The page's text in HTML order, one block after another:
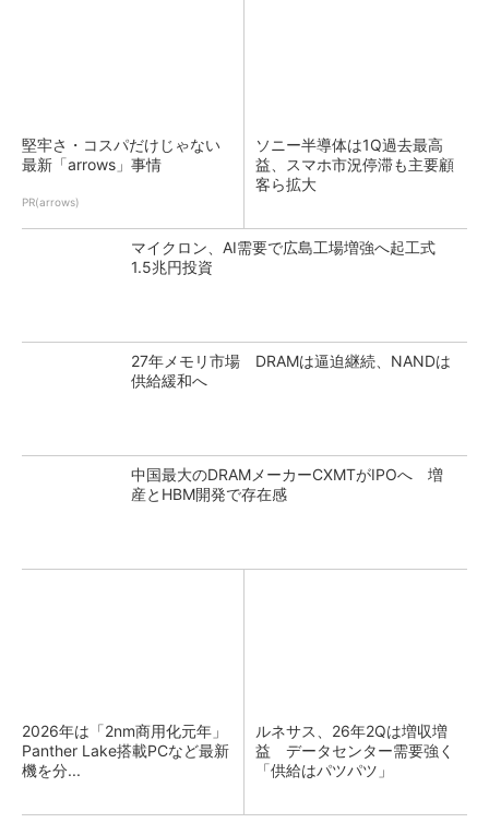
堅牢さ・コスパだけじゃない
最新「arrows」事情
PR(arrows)
ソニー半導体は1Q過去最高
益、スマホ市況停滞も主要顧
客ら拡大
マイクロン、AI需要で広島工場増強へ起工式
1.5兆円投資
27年メモリ市場 DRAMは逼迫継続、NANDは
供給緩和へ
中国最大のDRAMメーカーCXMTがIPOへ 増
産とHBM開発で存在感
2026年は「2nm商用化元年」
Panther Lake搭載PCなど最新
機を分...
ルネサス、26年2Qは増収増
益 データセンター需要強く
「供給はパツパツ」